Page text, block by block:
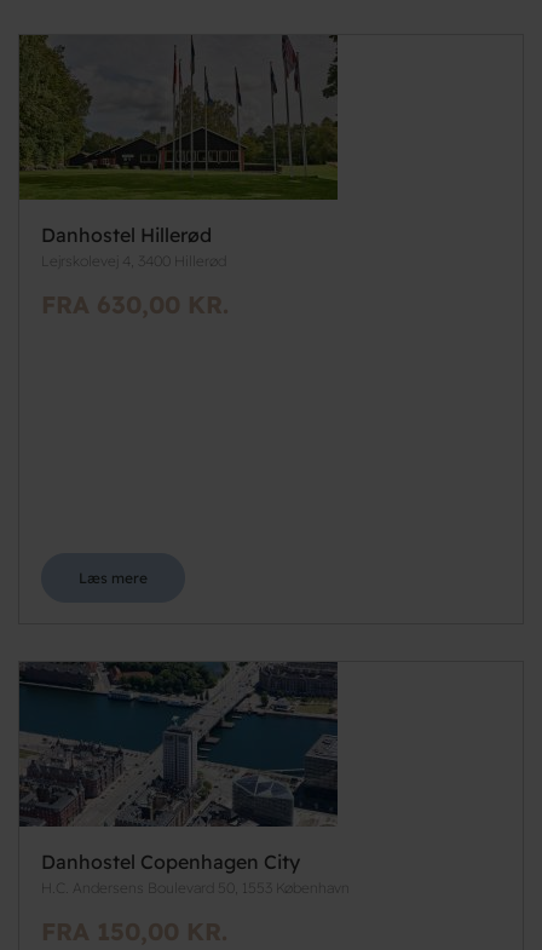
Danhostel Hillerød
Lejrskolevej 4, 3400 Hillerød
FRA 630,00 KR.
Læs mere
Danhostel Copenhagen City
H.C. Andersens Boulevard 50, 1553 København
FRA 150,00 KR.